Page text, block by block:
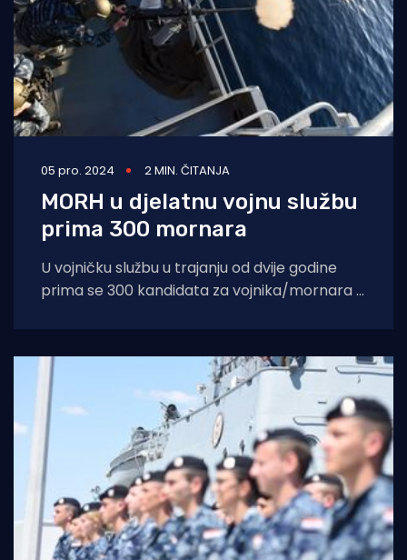
05 pro. 2024 2 MIN. ČITANJA
MORH u djelatnu vojnu službu
prima 300 mornara
U vojničku službu u trajanju od dvije godine
prima se 300 kandidata za vojnika/mornara s